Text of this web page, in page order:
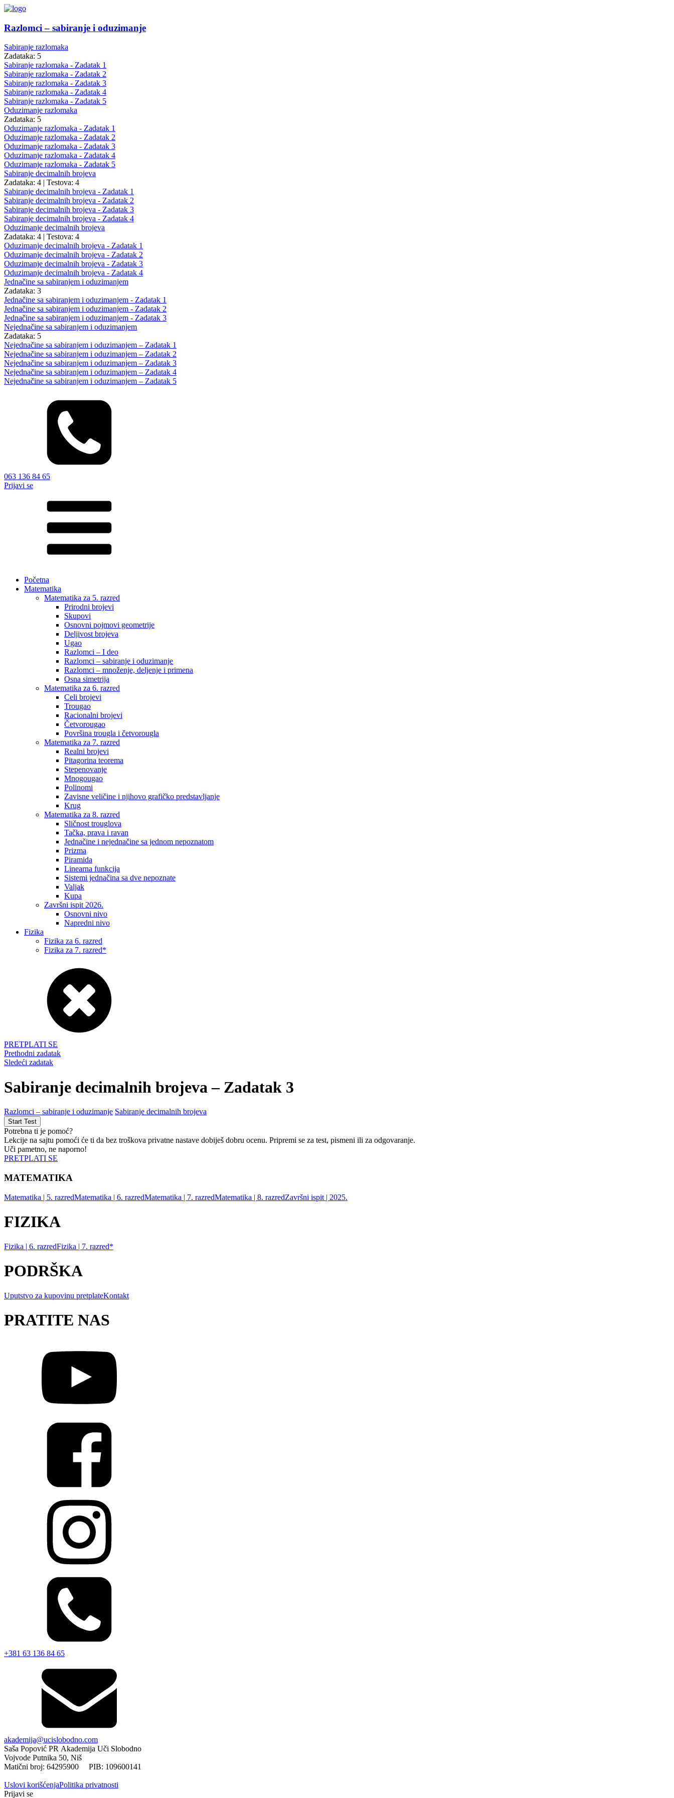
Razlomci – sabiranje i oduzimanje
Sabiranje razlomaka
Zadataka: 5
Sabiranje razlomaka - Zadatak 1
Sabiranje razlomaka - Zadatak 2
Sabiranje razlomaka - Zadatak 3
Sabiranje razlomaka - Zadatak 4
Sabiranje razlomaka - Zadatak 5
Oduzimanje razlomaka
Zadataka: 5
Oduzimanje razlomaka - Zadatak 1
Oduzimanje razlomaka - Zadatak 2
Oduzimanje razlomaka - Zadatak 3
Oduzimanje razlomaka - Zadatak 4
Oduzimanje razlomaka - Zadatak 5
Sabiranje decimalnih brojeva
Zadataka: 4 | Testova: 4
Sabiranje decimalnih brojeva - Zadatak 1
Sabiranje decimalnih brojeva - Zadatak 2
Sabiranje decimalnih brojeva - Zadatak 3
Sabiranje decimalnih brojeva - Zadatak 4
Oduzimanje decimalnih brojeva
Zadataka: 4 | Testova: 4
Oduzimanje decimalnih brojeva - Zadatak 1
Oduzimanje decimalnih brojeva - Zadatak 2
Oduzimanje decimalnih brojeva - Zadatak 3
Oduzimanje decimalnih brojeva - Zadatak 4
Jednačine sa sabiranjem i oduzimanjem
Zadataka: 3
Jednačine sa sabiranjem i oduzimanjem - Zadatak 1
Jednačine sa sabiranjem i oduzimanjem - Zadatak 2
Jednačine sa sabiranjem i oduzimanjem - Zadatak 3
Nejednačine sa sabiranjem i oduzimanjem
Zadataka: 5
Nejednačine sa sabiranjem i oduzimanjem – Zadatak 1
Nejednačine sa sabiranjem i oduzimanjem – Zadatak 2
Nejednačine sa sabiranjem i oduzimanjem – Zadatak 3
Nejednačine sa sabiranjem i oduzimanjem – Zadatak 4
Nejednačine sa sabiranjem i oduzimanjem – Zadatak 5
063 136 84 65
Prijavi se
Početna
Matematika
Matematika za 5. razred
Prirodni brojevi
Skupovi
Osnovni pojmovi geometrije
Deljivost brojeva
Ugao
Razlomci – I deo
Razlomci – sabiranje i oduzimanje
Razlomci – množenje, deljenje i primena
Osna simetrija
Matematika za 6. razred
Celi brojevi
Trougao
Racionalni brojevi
Četvorougao
Površina trougla i četvorougla
Matematika za 7. razred
Realni brojevi
Pitagorina teorema
Stepenovanje
Mnogougao
Polinomi
Zavisne veličine i njihovo grafičko predstavljanje
Krug
Matematika za 8. razred
Sličnost trouglova
Tačka, prava i ravan
Jednačine i nejednačine sa jednom nepoznatom
Prizma
Piramida
Linearna funkcija
Sistemi jednačina sa dve nepoznate
Valjak
Kupa
Završni ispit 2026.
Osnovni nivo
Napredni nivo
Fizika
Fizika za 6. razred
Fizika za 7. razred*
PRETPLATI SE
Prethodni zadatak
Sledeći zadatak
Sabiranje decimalnih brojeva – Zadatak 3
Razlomci – sabiranje i oduzimanje Sabiranje decimalnih brojeva
Potrebna ti je pomoć?
Lekcije na sajtu pomoći će ti da bez troškova privatne nastave dobiješ dobru ocenu. Pripremi se za test, pismeni ili za odgovaranje.
Uči pametno, ne naporno!
PRETPLATI SE
MATEMATIKA
Matematika | 5. razredMatematika | 6. razredMatematika | 7. razredMatematika | 8. razredZavršni ispit | 2025.
FIZIKA
Fizika | 6. razredFizika | 7. razred*
PODRŠKA
Uputstvo za kupovinu pretplateKontakt
PRATITE NAS
+381 63 136 84 65
akademija@ucislobodno.com
Saša Popović PR Akademija Uči Slobodno
Vojvode Putnika 50, Niš
Matični broj: 64295900 PIB: 109600141
Uslovi korišćenjaPolitika privatnosti
Prijavi se